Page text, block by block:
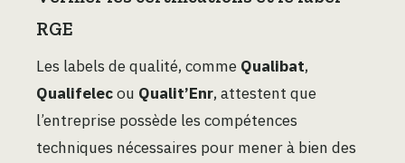
RGE
Les labels de qualité, comme Qualibat,
Qualifelecou Qualit’Enr, attestent que
l’entreprise possède les compétences
techniques nécessaires pour mener à bien des